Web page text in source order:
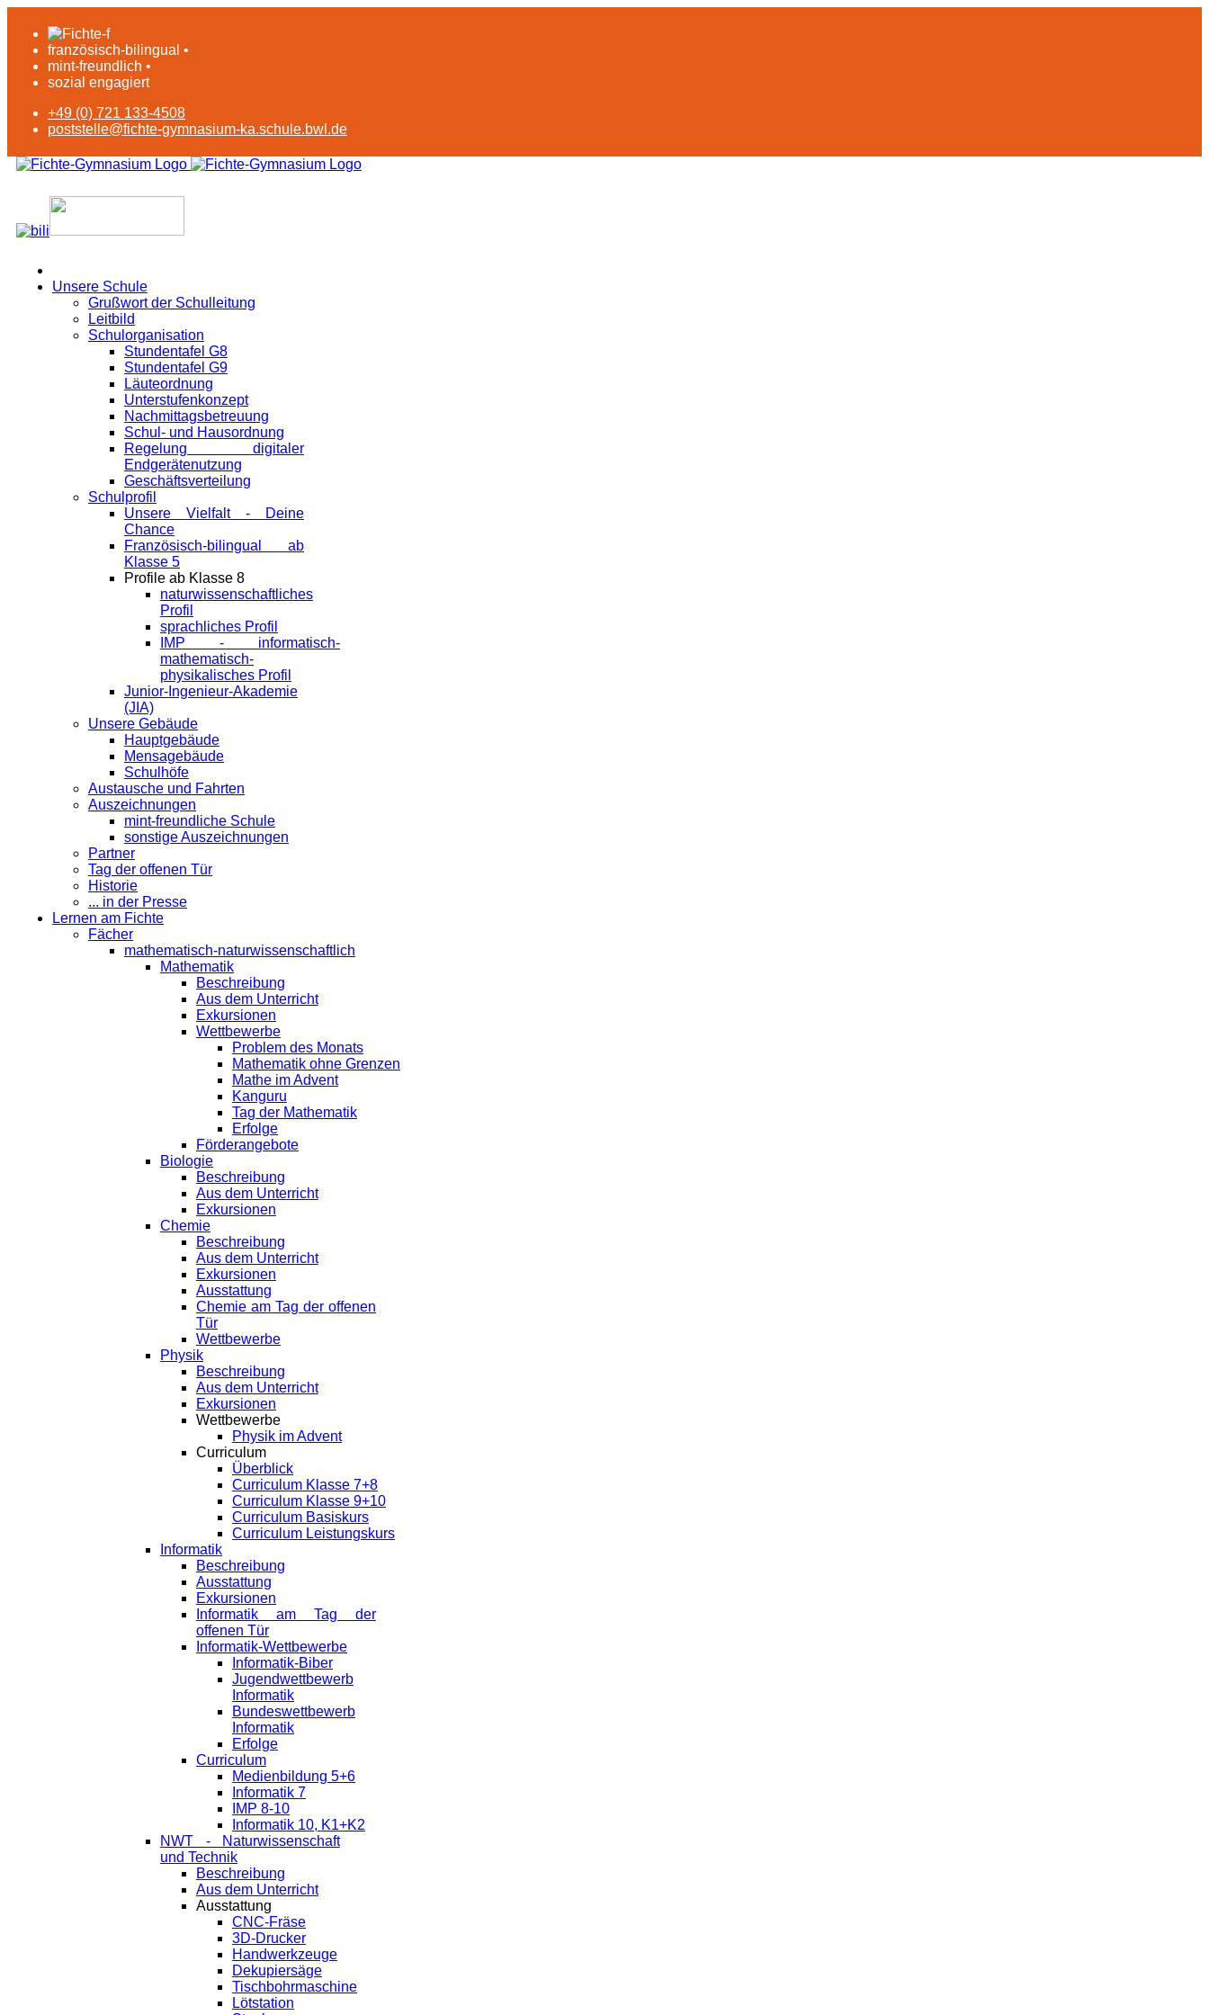
französisch-bilingual •
mint-freundlich •
sozial engagiert
+49 (0) 721 133-4508
poststelle@fichte-gymnasium-ka.schule.bwl.de
Unsere Schule
Grußwort der Schulleitung
Leitbild
Schulorganisation
Stundentafel G8
Stundentafel G9
Läuteordnung
Unterstufenkonzept
Nachmittagsbetreuung
Schul- und Hausordnung
Regelung digitaler
Endgeräte­nutzung
Geschäftsverteilung
Schulprofil
Unsere Vielfalt - Deine
Chance
Französisch-bilingual ab
Klasse 5
Profile ab Klasse 8
naturwissenschaftliches
Profil
sprachliches Profil
IMP - informatisch-
mathematisch-
physikalisches Profil
Junior-Ingenieur-Akademie
(JIA)
Unsere Gebäude
Hauptgebäude
Mensagebäude
Schulhöfe
Austausche und Fahrten
Auszeichnungen
mint-freundliche Schule
sonstige Auszeichnungen
Partner
Tag der offenen Tür
Historie
... in der Presse
Lernen am Fichte
Fächer
mathematisch-naturwissenschaftlich
Mathematik
Beschreibung
Aus dem Unterricht
Exkursionen
Wettbewerbe
Problem des Monats
Mathematik ohne Grenzen
Mathe im Advent
Kanguru
Tag der Mathematik
Erfolge
Förderangebote
Biologie
Beschreibung
Aus dem Unterricht
Exkursionen
Chemie
Beschreibung
Aus dem Unterricht
Exkursionen
Ausstattung
Chemie am Tag der offenen
Tür
Wettbewerbe
Physik
Beschreibung
Aus dem Unterricht
Exkursionen
Wettbewerbe
Physik im Advent
Curriculum
Überblick
Curriculum Klasse 7+8
Curriculum Klasse 9+10
Curriculum Basiskurs
Curriculum Leistungskurs
Informatik
Beschreibung
Ausstattung
Exkursionen
Informatik am Tag der
offenen Tür
Informatik-Wettbewerbe
Informatik-Biber
Jugendwettbewerb
Informatik
Bundeswettbewerb
Informatik
Erfolge
Curriculum
Medienbildung 5+6
Informatik 7
IMP 8-10
Informatik 10, K1+K2
NWT - Naturwissenschaft
und Technik
Beschreibung
Aus dem Unterricht
Ausstattung
CNC-Fräse
3D-Drucker
Handwerkzeuge
Dekupiersäge
Tischbohrmaschine
Lötstation